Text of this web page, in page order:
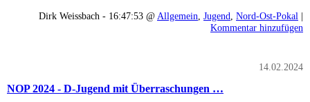
Dirk Weissbach - 16:47:53 @ Allgemein Jugend Nord-Ost-Pokal |
Kommentar hinzufügen
14.02.2024
NOP 2024 - D-Jugend mit Überraschungen …